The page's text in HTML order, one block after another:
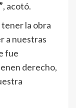
, acotó.
la obra
a nuestras
fue
derecho,